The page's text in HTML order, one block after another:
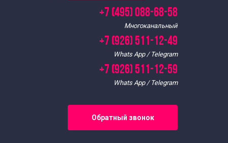
Экскурсии для школьников средних классов
Экскурсии для старшеклассников
Тематические экскурсии для школьников
Военно-исторические экскурсии для школьников
+7 (495) 088-68-58
Многоканальный
+7 (926) 511-12-49
Whats App / Telegram
+7 (926) 511-12-59
Whats App / Telegram
Обратный звонок